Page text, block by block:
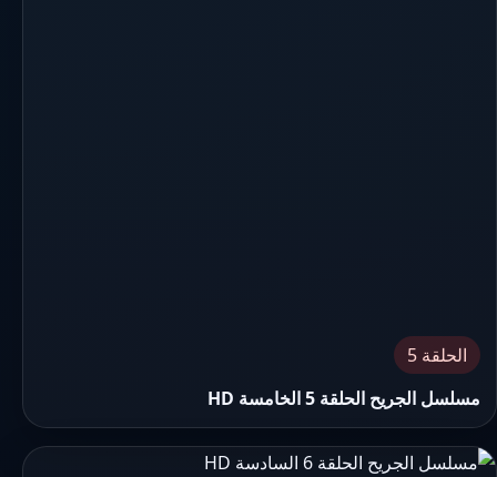
الحلقة 5
مسلسل الجريح الحلقة 5 الخامسة HD